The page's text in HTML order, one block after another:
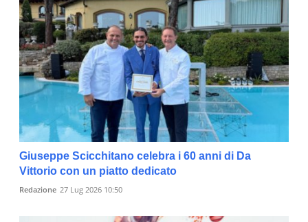
Giuseppe Scicchitano celebra i 60 anni di Da
Vittorio con un piatto dedicato
Redazione 27 Lug 2026 10:50